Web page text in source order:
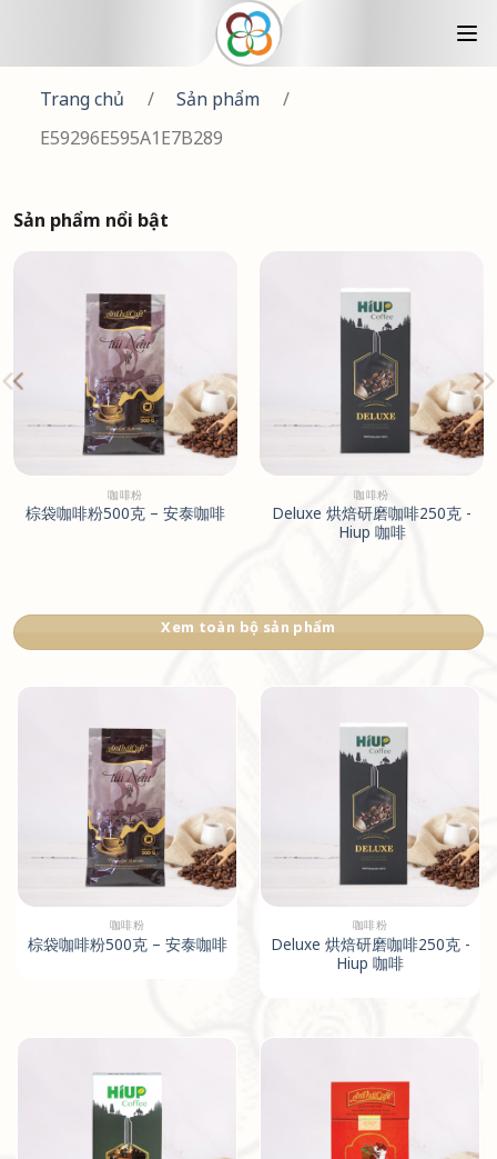
Trang chủ / Sản phẩm
/
E59296E595A1E7B289
Sản phẩm nổi bật
咖啡粉
棕袋咖啡粉500克 – 安泰咖啡
咖啡粉
Deluxe 烘焙研磨咖啡250克 -
Hiup 咖啡
Xem toàn bộ sản phẩm
咖啡粉
棕袋咖啡粉500克 – 安泰咖啡
咖啡粉
Deluxe 烘焙研磨咖啡250克 -
Hiup 咖啡